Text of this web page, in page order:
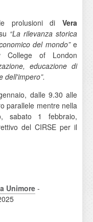
le prolusioni diVera
“La rilevanza storica
del mondo”e
College of London
educazione di
dell'impero”.
dalle 9.30 alle
parallele mentre nella
sabato 1 febbraio,
del CIRSE per il
Unimore-